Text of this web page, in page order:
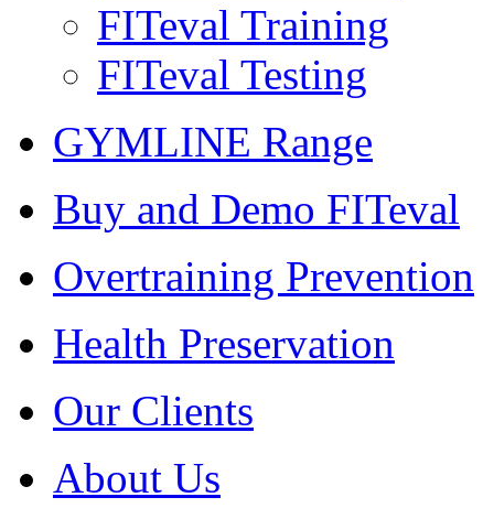
FITeval Training
FITeval Testing
GYMLINE Range
Buy and Demo FITeval
Overtraining Prevention
Health Preservation
Our Clients
About Us